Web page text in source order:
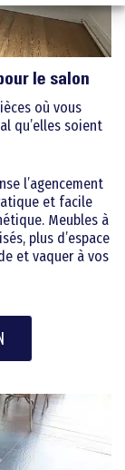
le salon
où vous
qu’elles soient
l’agencement
et facile
Meubles à
plus d’espace
et vaquer à vos
de sols
clef en main
étapes de votre
sur-mesure
de
interlocuteur unique
des
de pose et
nous
fondateurs
franchisé
pour les ERP
sociaux
privés
de copropriété
médicaux et
Restauration